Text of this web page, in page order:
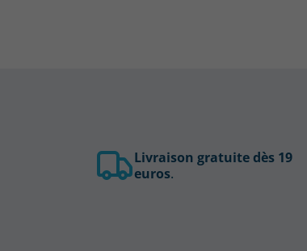
Livraison gratuite dès 19
euros.